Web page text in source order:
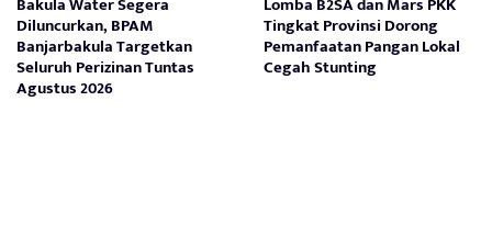
Diluncurkan, BPAM
Banjarbakula Targetkan
Seluruh Perizinan Tuntas
Agustus 2026
Tingkat Provinsi Dorong
Pemanfaatan Pangan Lokal
Cegah Stunting